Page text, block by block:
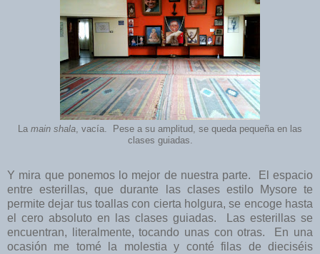
La main shala , vacía. Pese a su amplitud, se queda pequeña en las
clases guiadas.
Y mira que ponemos lo mejor de nuestra parte. El espacio
entre esterillas, que durante las clases estilo Mysore te
permite dejar tus toallas con cierta holgura, se encoge hasta
el cero absoluto en las clases guiadas. Las esterillas se
encuentran, literalmente, tocando unas con otras. En una
ocasión me tomé la molestia y conté filas de dieciséis